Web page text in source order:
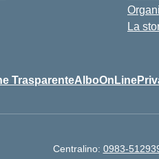
La
TrasparenteAlboOnLine
Centralino: 0983-